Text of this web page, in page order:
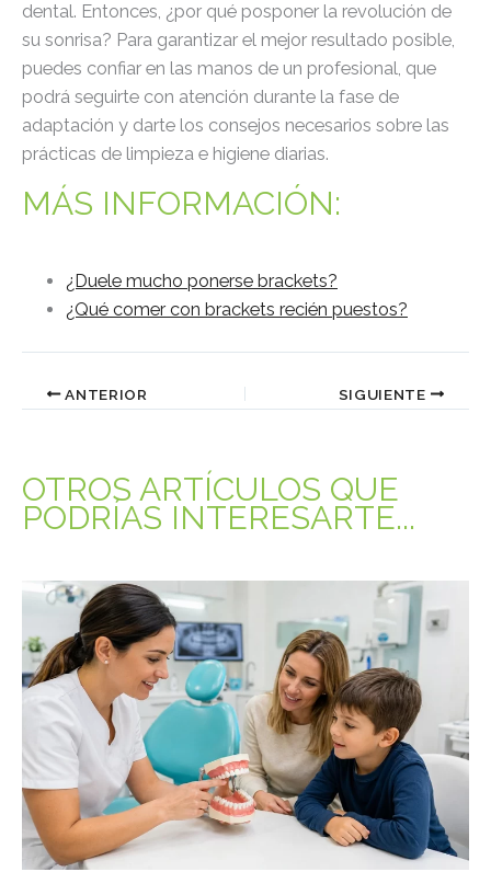
dental. Entonces, ¿por qué posponer la revolución de
su sonrisa? Para garantizar el mejor resultado posible,
puedes confiar en las manos de un profesional, que
podrá seguirte con atención durante la fase de
adaptación y darte los consejos necesarios sobre las
prácticas de limpieza e higiene diarias.
MÁS INFORMACIÓN:
¿Duele mucho ponerse brackets?
¿Qué comer con brackets recién puestos?
ANTERIOR SIGUIENTE
OTROS ARTÍCULOS QUE
PODRÍAS INTERESARTE...